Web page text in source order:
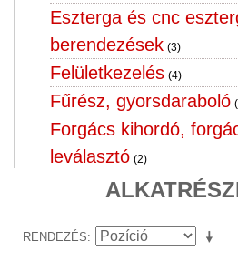
Eszterga és cnc
berendezések (3)
Felületkezelés (4)
Fűrész, gyorsdaraboló
Forgács kihordó,
leválasztó (2)
Fúrógép, menet
Hegesztő forgató,
RENDEZÉS